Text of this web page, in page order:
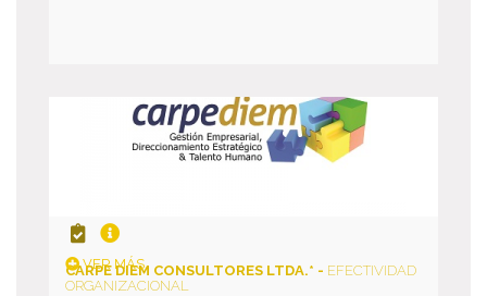
VER MÁS
CARPE DIEM CONSULTORES LTDA.* - EFECTIVIDAD
ORGANIZACIONAL